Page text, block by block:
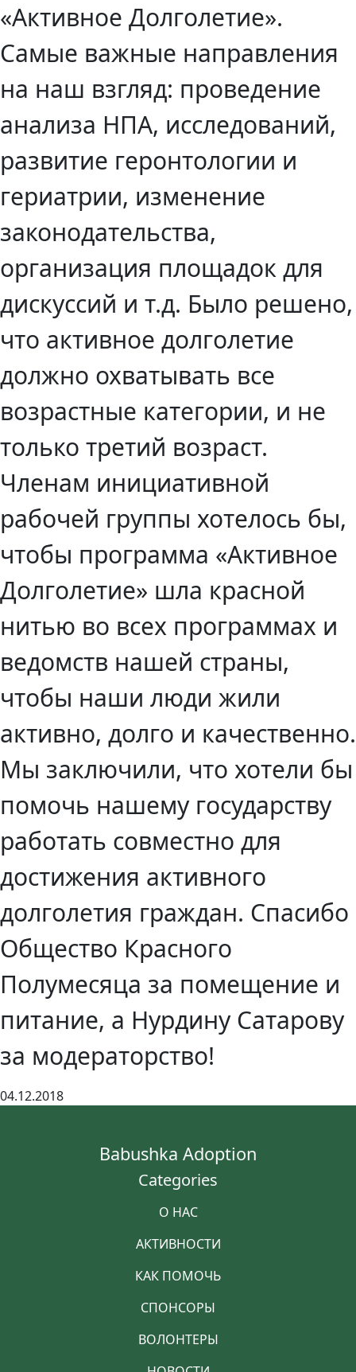
«Активное Долголетие».
Самые важные направления
на наш взгляд: проведение
анализа НПА, исследований,
развитие геронтологии и
гериатрии, изменение
законодательства,
организация площадок для
дискуссий и т.д. Было решено,
что активное долголетие
должно охватывать все
возрастные категории, и не
только третий возраст.
Членам инициативной
рабочей группы хотелось бы,
чтобы программа «Активное
Долголетие» шла красной
нитью во всех программах и
ведомств нашей страны,
чтобы наши люди жили
активно, долго и качественно.
Мы заключили, что хотели бы
помочь нашему государству
работать совместно для
достижения активного
долголетия граждан. Спасибо
Общество Красного
Полумесяца за помещение и
питание, а Нурдину Сатарову
за модераторство!
04.12.2018
Babushka Adoption
Categories
О НАС
АКТИВНОСТИ
КАК ПОМОЧЬ
СПОНСОРЫ
ВОЛОНТЕРЫ